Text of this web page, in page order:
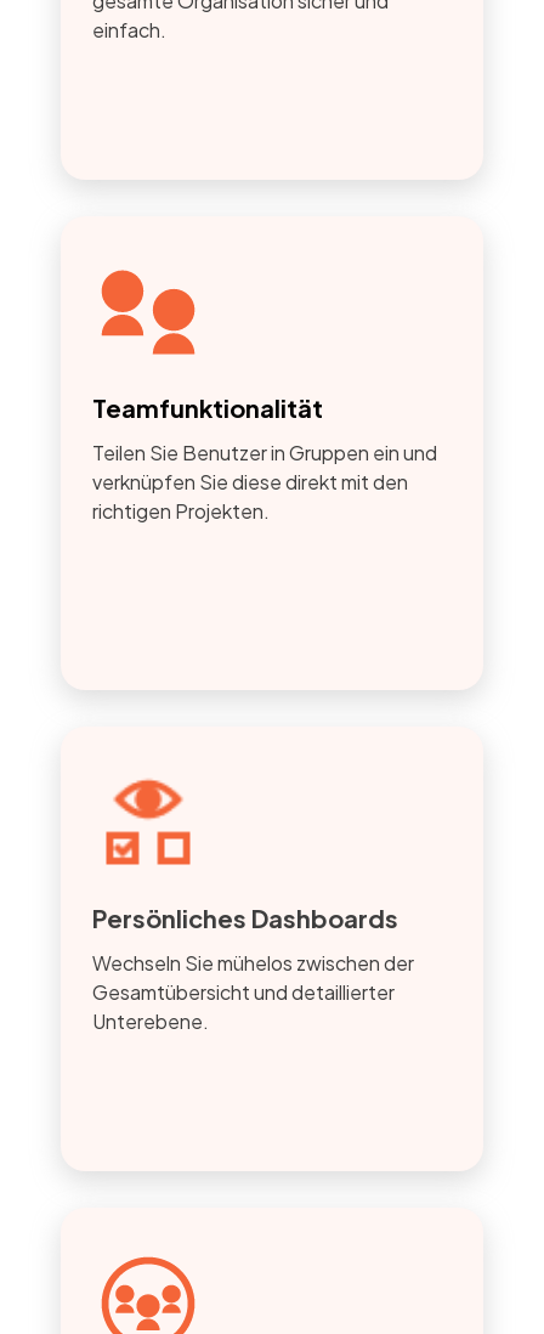
einfach.
Teamfunktionalität
Teilen Sie Benutzer in Gruppen ein und
verknüpfen Sie diese direkt mit den
richtigen Projekten.
Persönliches Dashboards
Wechseln Sie mühelos zwischen der
Gesamtübersicht und detaillierter
Unterebene.